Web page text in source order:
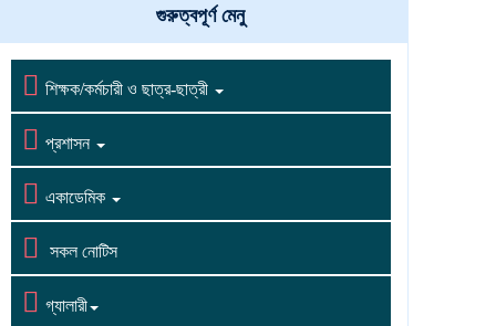
সেশনে ভর্তি চলছে। ভর্তির লাস্ট ডেট ১১/০৬/২০২৬
গুরুত্বপূর্ণ মেনু
 শিক্ষক/কর্মচারী ও ছাত্র-ছাত্রী
 প্রশাসন
 একাডেমিক
 সকল নোটিস
 গ্যালারী